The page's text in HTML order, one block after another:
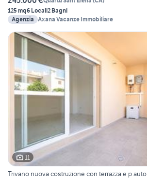
125 mq6 Locali2 Bagni
Agenzia Axana Vacanze Immobiliare
11
Trivano nuova costruzione con terrazza e p auto